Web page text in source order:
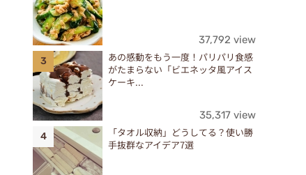
37,792 view
あの感動をもう一度！パリパリ食感
がたまらない「ビエネッタ風アイス
ケーキ...
35,317 view
「タオル収納」どうしてる？使い勝
手抜群なアイデア7選